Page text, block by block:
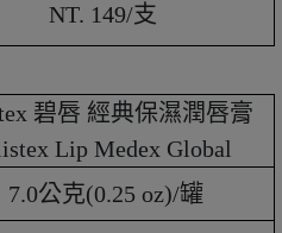
NT. 149/支
碧唇 經典保濕潤唇膏
Lip Medex Global
7.0公克(0.25 oz)/罐